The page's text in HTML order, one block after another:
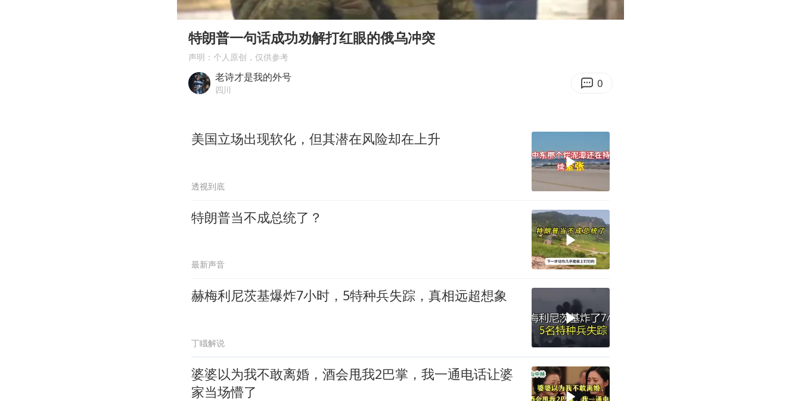
男子结婚8年3个女儿均非亲生
男子杀人后逃进深山21年活得像野人
985博士后被曝在妻子孕期出轨后续
如何把百年大党建设得更加坚强有力？
Play
00:00
特朗普一句话成功劝解打红眼的俄乌冲突
声明：个人原创，仅供参考
老诗才是我的外号
四川 0
美国立场出现软化，但其潜在风险却在上升
透视到底
特朗普当不成总统了？
最新声音
赫梅利尼茨基爆炸7小时，5特种兵失踪，真相远超想象
丁睋解说
婆婆以为我不敢离婚，酒会甩我2巴掌，我一通电话让婆
家当场懵了